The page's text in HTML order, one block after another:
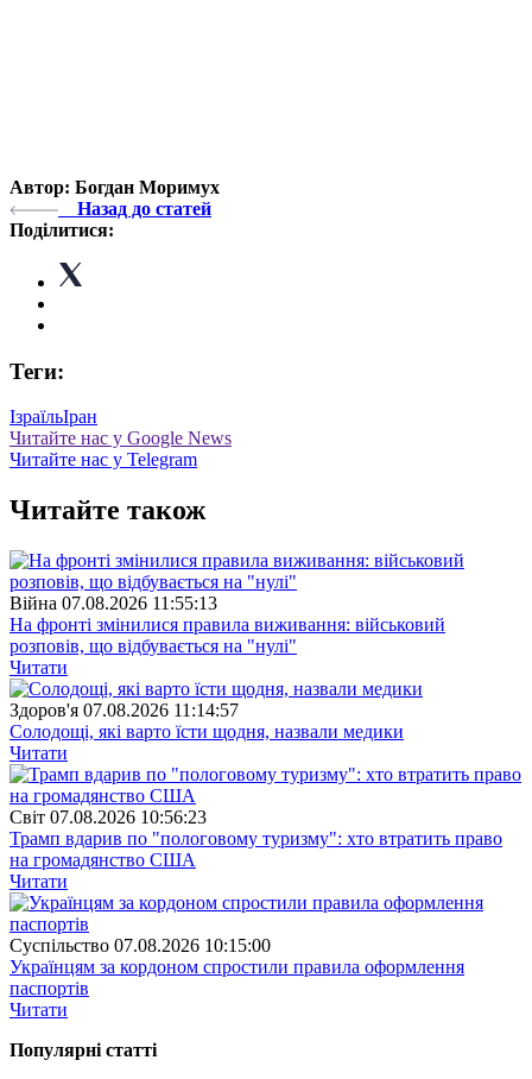
Автор: Богдан Моримух
Назад до статей
Поділитися:
Теги:
ІзраїльІран
Читайте нас у Google News
Читайте нас у Telegram
Читайте також
Війна 07.08.2026 11:55:13
На фронті змінилися правила виживання: військовий
розповів, що відбувається на "нулі"
Читати
Здоров'я 07.08.2026 11:14:57
Солодощі, які варто їсти щодня, назвали медики
Читати
Свiт 07.08.2026 10:56:23
Трамп вдарив по "пологовому туризму": хто втратить право
на громадянство США
Читати
Суспiльство 07.08.2026 10:15:00
Українцям за кордоном спростили правила оформлення
паспортів
Читати
Популярнi статтi